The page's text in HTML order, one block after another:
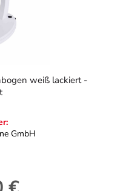
weiß lackiert -
GmbH